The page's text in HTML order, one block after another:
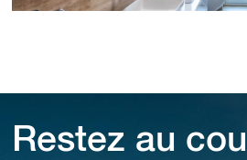
Restez au